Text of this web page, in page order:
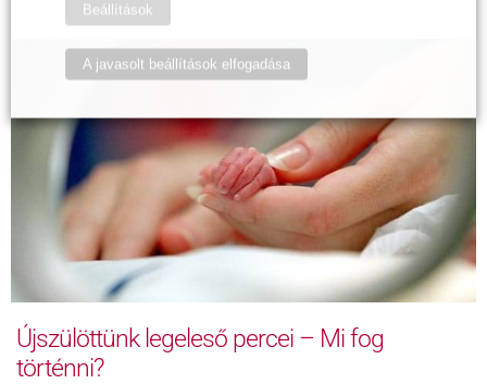
Újszülöttünk legeleső percei – Mi fog
történni?
Beállítások
A javasolt beállítások elfogadása